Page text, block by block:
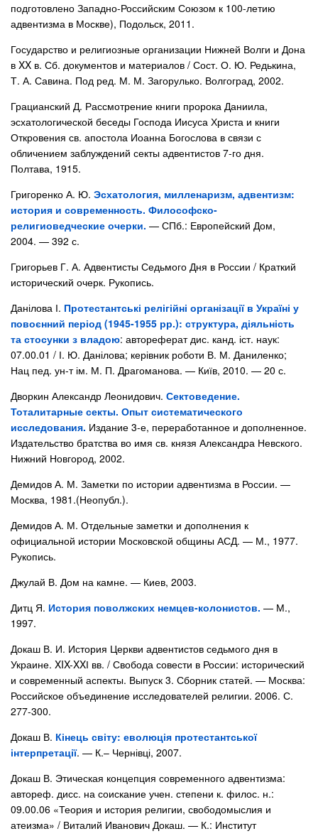
подготовлено Западно-Российским Союзом к 100-летию
адвентизма в Москве), Подольск, 2011.
Государство и религиозные организации Нижней Волги и Дона
в XX в. Сб. документов и материалов / Сост. О. Ю. Редькина,
Т. А. Савина. Под ред. М. М. Загорулько. Волгоград, 2002.
Грацианский Д. Рассмотрение книги пророка Даниила,
эсхатологической беседы Господа Иисуса Христа и книги
Откровения св. апостола Иоанна Богослова в связи с
обличением заблуждений секты адвентистов 7-го дня.
Полтава, 1915.
Григоренко А. Ю. Эсхатология, милленаризм, адвентизм:
история и современность. Философско-
религиоведческие очерки. — СПб.: Европейский Дом,
2004. — 392 с.
Григорьев Г. А. Адвентисты Седьмого Дня в России / Краткий
исторический очерк. Рукопись.
Данілова І. Протестантські релігійні організації в Україні у
повоєнний період (1945-1955 рр.): структура, діяльність
та стосунки з владою: автореферат дис. канд. іст. наук:
07.00.01 / І. Ю. Данілова; керівник роботи В. М. Даниленко;
Нац пед. ун-т ім. М. П. Драгоманова. — Київ, 2010. — 20 с.
Дворкин Александр Леонидович. Сектоведение.
Тоталитарные секты. Опыт систематического
исследования. Издание 3-е, переработанное и дополненное.
Издательство братства во имя св. князя Александра Невского.
Нижний Новгород, 2002.
Демидов А. М. Заметки по истории адвентизма в России. —
Москва, 1981.(Неопубл.).
Демидов А. М. Отдельные заметки и дополнения к
официальной истории Московской общины АСД. — М., 1977.
Рукопись.
Джулай В. Дом на камне. — Киев, 2003.
Дитц Я. История поволжских немцев-колонистов. — М.,
1997.
Докаш В. И. История Церкви адвентистов седьмого дня в
Украине. XIX-XXІ вв. / Свобода совести в России: исторический
и современный аспекты. Выпуск 3. Сборник статей. — Москва:
Российское объединение исследователей религии. 2006. С.
277-300.
Докаш В. Кінець світу: еволюція протестантської
інтерпретації. — К.– Чернівці, 2007.
Докаш В. Этическая концепция современного адвентизма:
автореф. дисс. на соискание учен. степени к. филос. н.:
09.00.06 «Теория и история религии, свободомыслия и
атеизма» / Виталий Иванович Докаш. — К.: Институт